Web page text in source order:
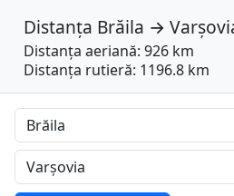
Distanța Brăila →
Distanța aeriană: 926 km
Distanța rutieră: 1196.8 km